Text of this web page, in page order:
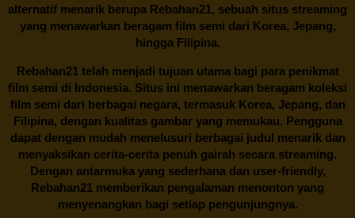
alternatif menarik berupa Rebahan21, sebuah situs streaming
yang menawarkan beragam film semi dari Korea, Jepang,
hingga Filipina.
Rebahan21telah menjadi tujuan utama bagi para penikmat
film semi di Indonesia. Situs ini menawarkan beragam koleksi
film semi dari berbagai negara, termasuk Korea, Jepang, dan
Filipina, dengan kualitas gambar yang memukau. Pengguna
dapat dengan mudah menelusuri berbagai judul menarik dan
menyaksikan cerita-cerita penuh gairah secara streaming.
Dengan antarmuka yang sederhana dan user-friendly,
Rebahan21 memberikan pengalaman menonton yang
menyenangkan bagi setiap pengunjungnya.